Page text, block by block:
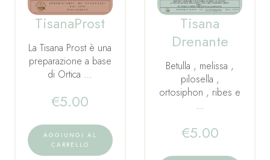
TisanaProst
La Tisana Prost è una
preparazione a base
di Ortica …
€5.00
AGGIUNGI AL
CARRELLO
Tisana
Drenante
Betulla , melissa ,
pilosella ,
ortosiphon , ribes e
…
€5.00